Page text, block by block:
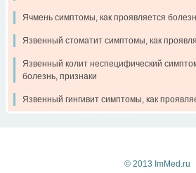
Ячмень симптомы, как проявляется
Язвенный стоматит симптомы, как
Язвенный колит неспецифический
болезнь, признаки
Язвенный гингивит симптомы, как
© 2013 ImMed.ru